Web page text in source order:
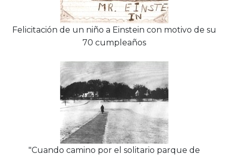
Felicitación de un niño a Einstein con motivo de su
70 cumpleaños
"Cuando camino por el solitario parque de